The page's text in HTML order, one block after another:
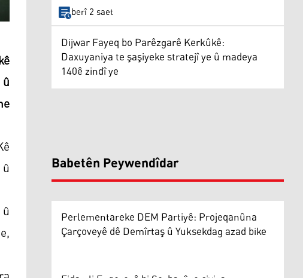
berî 2 saet
Dijwar Fayeq bo Parêzgarê Kerkûkê:
Daxuyaniya te şaşiyeke stratejî ye û madeya
140ê zindî ye
Babetên Peywendîdar
Perlementareke DEM Partiyê: Projeqanûna
Çarçoveyê dê Demîrtaş û Yuksekdag azad bike